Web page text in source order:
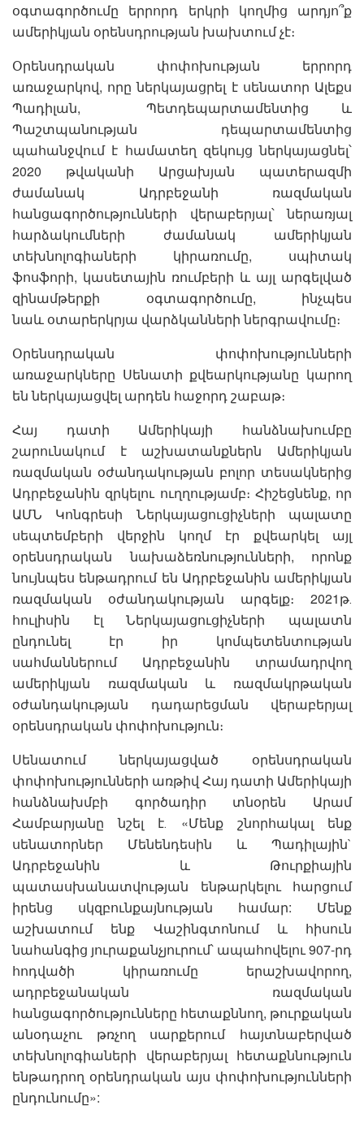
օգտագործումը երրորդ երկրի կողմից արդյո՞ք
ամերիկյան օրենսդրության խախտում չէ։
Օրենսդրական փոփոխության երրորդ
առաջարկով, որը ներկայացրել է սենատոր Ալեքս
Պադիլան, Պետդեպարտամենտից և
Պաշտպանության դեպարտամենտից
պահանջվում է համատեղ զեկույց ներկայացնել՝
2020 թվականի Արցախյան պատերազմի
ժամանակ Ադրբեջանի ռազմական
հանցագործությունների վերաբերյալ՝ ներառյալ
հարձակումների ժամանակ ամերիկյան
տեխնոլոգիաների կիրառումը, սպիտակ
ֆոսֆորի, կասետային ռումբերի և այլ արգելված
զինամթերքի օգտագործումը, ինչպես
նաև օտարերկրյա վարձկանների ներգրավումը։
Օրենսդրական փոփոխությունների
առաջարկները Սենատի քվեարկությանը կարող
են ներկայացվել արդեն հաջորդ շաբաթ։
Հայ դատի Ամերիկայի հանձնախումբը
շարունակում է աշխատանքներն Ամերիկյան
ռազմական օժանդակության բոլոր տեսակներից
Ադրբեջանին զրկելու ուղղությամբ։ Հիշեցնենք, որ
ԱՄՆ Կոնգրեսի Ներկայացուցիչների պալատը
սեպտեմբերի վերջին կողմ էր քվեարկել այլ
օրենսդրական նախաձեռնությունների, որոնք
նույնպես ենթադրում են Ադրբեջանին ամերիկյան
ռազմական օժանդակության արգելք։ 2021թ․
հուլիսին էլ Ներկայացուցիչների պալատն
ընդունել էր իր կոմպետենտության
սահմաններում Ադրբեջանին տրամադրվող
ամերիկյան ռազմական և ռազմակրթական
օժանդակության դադարեցման վերաբերյալ
օրենսդրական փոփոխություն։
Սենատում ներկայացված օրենսդրական
փոփոխությունների առթիվ Հայ դատի Ամերիկայի
հանձնախմբի գործադիր տնօրեն Արամ
Համբարյանը նշել է․ «Մենք շնորհակալ ենք
սենատորներ Մենենդեսին և Պադիլային`
Ադրբեջանին և Թուրքիային
պատասխանատվության ենթարկելու հարցում
իրենց սկզբունքայնության համար: Մենք
աշխատում ենք Վաշինգտոնում և հիսուն
նահանգից յուրաքանչյուրում՝ ապահովելու 907-րդ
հոդվածի կիրառումը երաշխավորող,
ադրբեջանական ռազմական
հանցագործությունները հետաքննող, թուրքական
անօդաչու թռչող սարքերում հայտնաբերված
տեխնոլոգիաների վերաբերյալ հետաքննություն
ենթադրող օրենդրական այս փոփոխությունների
ընդունումը»: